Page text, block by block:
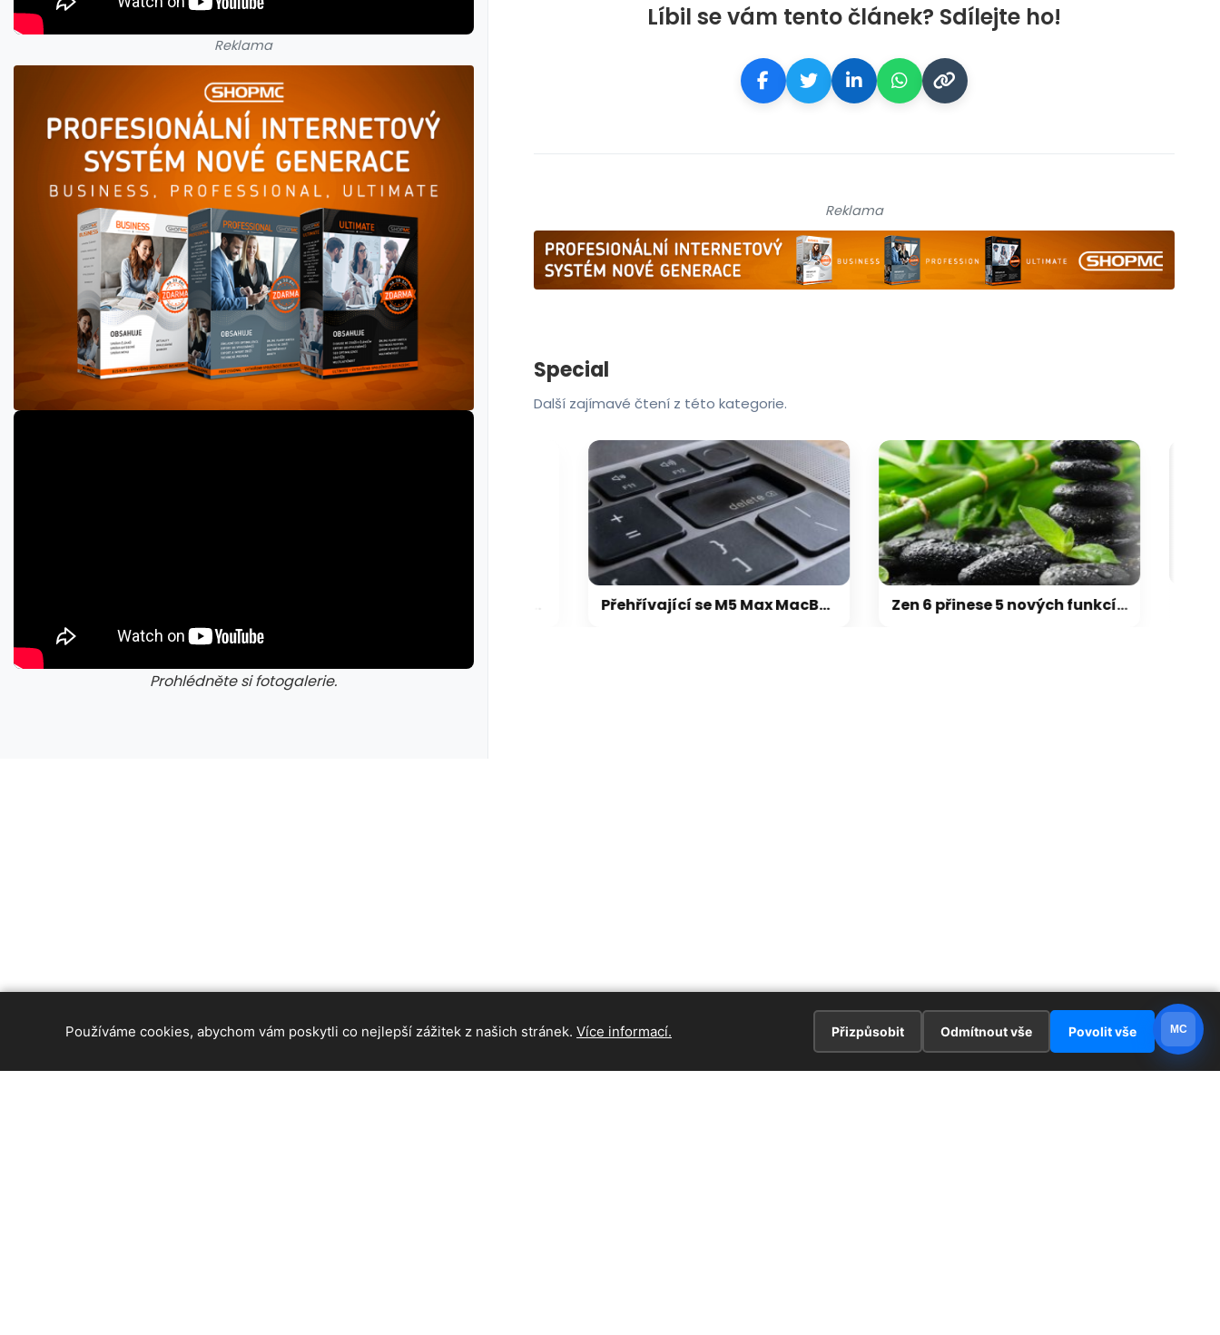
Reklama
Prohlédněte si fotogalerie.
Líbil se vám tento článek? Sdílejte ho!
Reklama
Special
Další zajímavé čtení z této kategorie.
Přehřívající se M5 Max MacBook Pro trápí zaseklé klávesy, cena opravy je $895 Zen 6 přinese 5 nových funkcí pro vyšší stabilitu výkonu, nejen herního
Používáme cookies, abychom vám poskytli co nejlepší zážitek z našich stránek. Více informací. Přizpůsobit Odmítnout vše Povolit vše MC